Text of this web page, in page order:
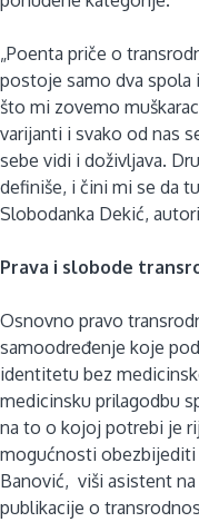
„Poenta priče o
postoje samo dva spola
što mi zovemo
varijanti i svako od nas
sebe vidi i doživljava.
definiše, i čini mi se da
Slobodanka Dekić,
Prava i slobode
Osnovno pravo
samoodređenje koje
identitetu bez
medicinsku prilagodbu
na to o kojoj potrebi je
mogućnosti obezbijediti
Banović, viši asistent
publikacije o